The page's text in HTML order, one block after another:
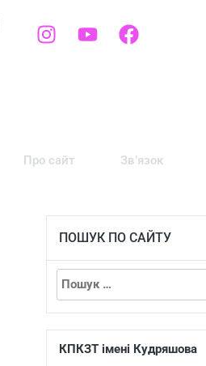
Про сайт Зв’язок
ПОШУК ПО САЙТУ
КПКЗТ імені Кудряшова